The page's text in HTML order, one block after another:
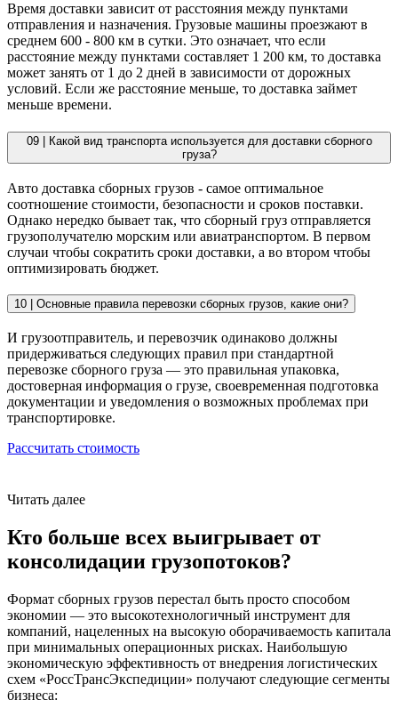
Время доставки зависит от расстояния между пунктами
отправления и назначения. Грузовые машины проезжают в
среднем 600 - 800 км в сутки. Это означает, что если
расстояние между пунктами составляет 1 200 км, то доставка
может занять от 1 до 2 дней в зависимости от дорожных
условий. Если же расстояние меньше, то доставка займет
меньше времени.
09 |
Какой вид транспорта используется для доставки сборного
груза?
Авто доставка сборных грузов - самое оптимальное
соотношение стоимости, безопасности и сроков поставки.
Однако нередко бывает так, что сборный груз отправляется
грузополучателю морским или авиатранспортом. В первом
случаи чтобы сократить сроки доставки, а во втором чтобы
оптимизировать бюджет.
10 | Основные правила перевозки сборных грузов, какие они?
И грузоотправитель, и перевозчик одинаково должны
придерживаться следующих правил при стандартной
перевозке сборного груза — это правильная упаковка,
достоверная информация о грузе, своевременная подготовка
документации и уведомления о возможных проблемах при
транспортировке.
Рассчитать стоимость
Читать далее
Кто больше всех выигрывает от
консолидации грузопотоков?
Формат сборных грузов перестал быть просто способом
экономии — это высокотехнологичный инструмент для
компаний, нацеленных на высокую оборачиваемость капитала
при минимальных операционных рисках. Наибольшую
экономическую эффективность от внедрения логистических
схем «РоссТрансЭкспедиции» получают следующие сегменты
бизнеса: